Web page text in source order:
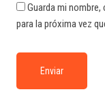
Guarda mi
para la próxima vez